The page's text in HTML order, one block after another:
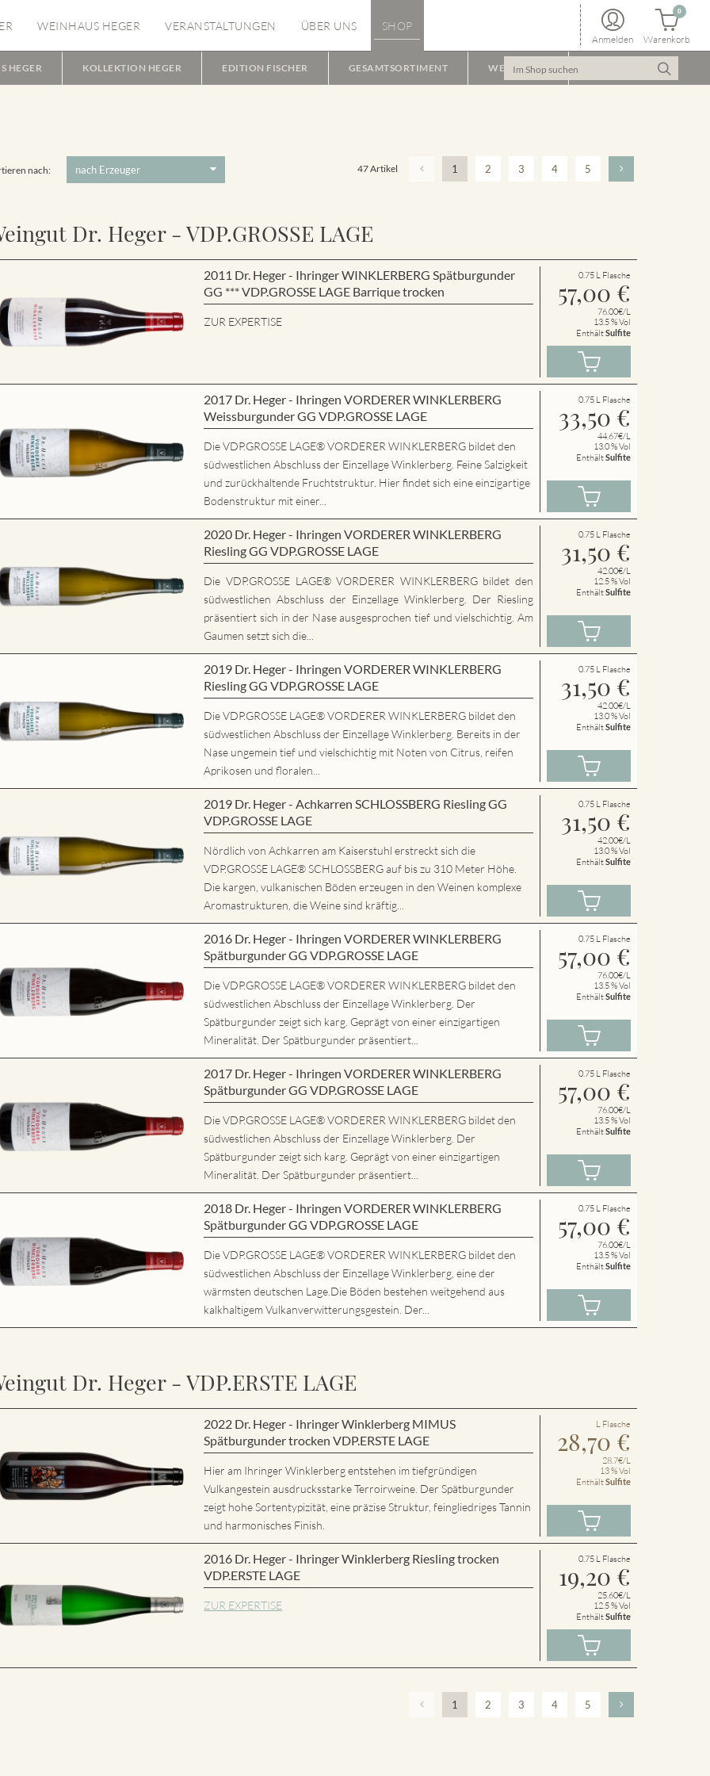
WEINHAUS HEGER VERANSTALTUNGEN ÜBER UNS SHOP
Anmelden Warenkorb
0
HEGER KOLLEKTION HEGER EDITION FISCHER GESAMTSORTIMENT WEINPAKET
nach: 47 Artikel 1 2 3 4 5
Dr. Heger - VDP.GROSSE LAGE
2011 Dr. Heger - Ihringer WINKLERBERG Spätburgunder
GG *** VDP.GROSSE LAGE Barrique trocken
ZUR EXPERTISE
0.75 L Flasche
57,00 €
76.00€/L
13.5 % Vol
EnthältSulfite
2017 Dr. Heger - Ihringen VORDERER WINKLERBERG
Weissburgunder GG VDP.GROSSE LAGE
Die VDP.GROSSE LAGE® VORDERER WINKLERBERG bildet den
südwestlichen Abschluss der Einzellage Winklerberg. Feine Salzigkeit
und zurückhaltende Fruchtstruktur. Hier findet sich eine einzigartige
Bodenstruktur mit einer...
0.75 L Flasche
33,50 €
44.67€/L
13.0 % Vol
EnthältSulfite
2020 Dr. Heger - Ihringen VORDERER WINKLERBERG
Riesling GG VDP.GROSSE LAGE
Die VDP.GROSSE LAGE® VORDERER WINKLERBERG bildet den
südwestlichen Abschluss der Einzellage Winklerberg. Der Riesling
präsentiert sich in der Nase ausgesprochen tief und vielschichtig. Am
Gaumen setzt sich die...
0.75 L Flasche
31,50 €
42.00€/L
12.5 % Vol
EnthältSulfite
2019 Dr. Heger - Ihringen VORDERER WINKLERBERG
Riesling GG VDP.GROSSE LAGE
Die VDP.GROSSE LAGE® VORDERER WINKLERBERG bildet den
südwestlichen Abschluss der Einzellage Winklerberg. Bereits in der
Nase ungemein tief und vielschichtig mit Noten von Citrus, reifen
Aprikosen und floralen...
0.75 L Flasche
31,50 €
42.00€/L
13.0 % Vol
EnthältSulfite
2019 Dr. Heger - Achkarren SCHLOSSBERG Riesling GG
VDP.GROSSE LAGE
Nördlich von Achkarren am Kaiserstuhl erstreckt sich die
VDP.GROSSE LAGE® SCHLOSSBERG auf bis zu 310 Meter Höhe.
Die kargen, vulkanischen Böden erzeugen in den Weinen komplexe
Aromastrukturen, die Weine sind kräftig...
0.75 L Flasche
31,50 €
42.00€/L
13.0 % Vol
EnthältSulfite
2016 Dr. Heger - Ihringen VORDERER WINKLERBERG
Spätburgunder GG VDP.GROSSE LAGE
Die VDP.GROSSE LAGE® VORDERER WINKLERBERG bildet den
südwestlichen Abschluss der Einzellage Winklerberg. Der
Spätburgunder zeigt sich karg. Geprägt von einer einzigartigen
Mineralität. Der Spätburgunder präsentiert...
0.75 L Flasche
57,00 €
76.00€/L
13.5 % Vol
EnthältSulfite
2017 Dr. Heger - Ihringen VORDERER WINKLERBERG
Spätburgunder GG VDP.GROSSE LAGE
Die VDP.GROSSE LAGE® VORDERER WINKLERBERG bildet den
südwestlichen Abschluss der Einzellage Winklerberg. Der
Spätburgunder zeigt sich karg. Geprägt von einer einzigartigen
Mineralität. Der Spätburgunder präsentiert...
0.75 L Flasche
57,00 €
76.00€/L
13.5 % Vol
EnthältSulfite
2018 Dr. Heger - Ihringen VORDERER WINKLERBERG
Spätburgunder GG VDP.GROSSE LAGE
Die VDP.GROSSE LAGE® VORDERER WINKLERBERG bildet den
südwestlichen Abschluss der Einzellage Winklerberg, eine der
wärmsten deutschen Lage.Die Böden bestehen weitgehend aus
kalkhaltigem Vulkanverwitterungsgestein. Der...
0.75 L Flasche
57,00 €
76.00€/L
13.5 % Vol
EnthältSulfite
Dr. Heger - VDP.ERSTE LAGE
2022 Dr. Heger - Ihringer Winklerberg MIMUS
Spätburgunder trocken VDP.ERSTE LAGE
Hier am Ihringer Winklerberg entstehen im tiefgründigen
Vulkangestein ausdrucksstarke Terroirweine. Der Spätburgunder
zeigt hohe Sortentypizität, eine präzise Struktur, feingliedriges Tannin
und harmonisches Finish.
L Flasche
28,70 €
28.7€/L
13 % Vol
EnthältSulfite
2016 Dr. Heger - Ihringer Winklerberg Riesling trocken
VDP.ERSTE LAGE
ZUR EXPERTISE
0.75 L Flasche
19,20 €
25.60€/L
12.5 % Vol
EnthältSulfite
1 2 3 4 5